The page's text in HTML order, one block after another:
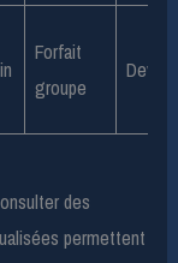
Forfait
groupe
Devis
des
permettent